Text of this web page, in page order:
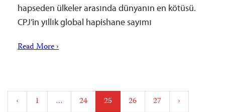
hapseden ülkeler arasında dünyanın en kötüsü.
CPJ’in yıllık global hapishane sayımı
Read More ›
Posts
‹ 1 … 24 25 26 27 ›